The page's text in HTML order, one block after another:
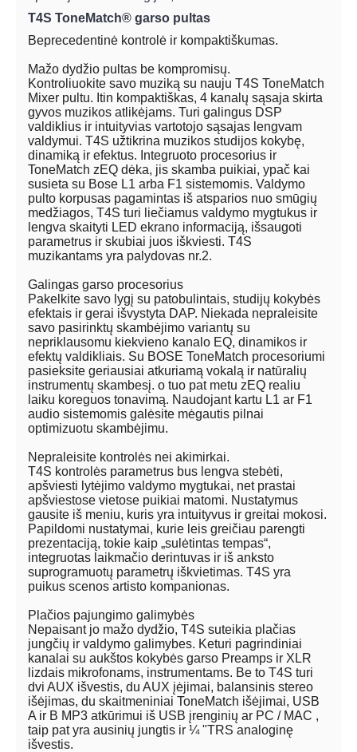
T4S ToneMatch® garso pultas
Beprecedentinė kontrolė ir kompaktiškumas.
Mažo dydžio pultas be kompromisų.
Kontroliuokite savo muziką su nauju T4S ToneMatch
Mixer pultu. Itin kompaktiškas, 4 kanalų sąsaja skirta
gyvos muzikos atlikėjams. Turi galingus DSP
valdiklius ir intuityvias vartotojo sąsajas lengvam
valdymui. T4S užtikrina muzikos studijos kokybę,
dinamiką ir efektus. Integruoto procesorius ir
ToneMatch zEQ dėka, jis skamba puikiai, ypač kai
susieta su Bose L1 arba F1 sistemomis. Valdymo
pulto korpusas pagamintas iš atsparios nuo smūgių
medžiagos, T4S turi liečiamus valdymo mygtukus ir
lengva skaityti LED ekrano informaciją, išsaugoti
parametrus ir skubiai juos iškviesti. T4S
muzikantams yra palydovas nr.2.
Galingas garso procesorius
Pakelkite savo lygį su patobulintais, studijų kokybės
efektais ir gerai išvystyta DAP. Niekada nepraleisite
savo pasirinktų skambėjimo variantų su
nepriklausomu kiekvieno kanalo EQ, dinamikos ir
efektų valdikliais. Su BOSE ToneMatch procesoriumi
pasieksite geriausiai atkuriamą vokalą ir natūralių
instrumentų skambesį. o tuo pat metu zEQ realiu
laiku koreguos tonavimą. Naudojant kartu L1 ar F1
audio sistemomis galėsite mėgautis pilnai
optimizuotu skambėjimu.
Nepraleisite kontrolės nei akimirkai.
T4S kontrolės parametrus bus lengva stebėti,
apšviesti lytėjimo valdymo mygtukai, net prastai
apšviestose vietose puikiai matomi. Nustatymus
gausite iš meniu, kuris yra intuityvus ir greitai mokosi.
Papildomi nustatymai, kurie leis greičiau parengti
prezentaciją, tokie kaip „sulėtintas tempas“,
integruotas laikmačio derintuvas ir iš anksto
suprogramuotų parametrų iškvietimas. T4S yra
puikus scenos artisto kompanionas.
Plačios pajungimo galimybės
Nepaisant jo mažo dydžio, T4S suteikia plačias
jungčių ir valdymo galimybes. Keturi pagrindiniai
kanalai su aukštos kokybės garso Preamps ir XLR
lizdais mikrofonams, instrumentams. Be to T4S turi
dvi AUX išvestis, du AUX įėjimai, balansinis stereo
išėjimas, du skaitmeniniai ToneMatch išėjimai, USB
A ir B MP3 atkūrimui iš USB įrenginių ar PC / MAC ,
taip pat yra ausinių jungtis ir ¼ "TRS analoginę
išvestis.